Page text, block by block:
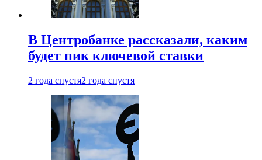
В Центробанке рассказали, каким
будет пик ключевой ставки
2 года спустя2 года спустя